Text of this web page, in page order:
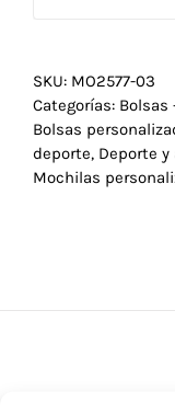
SKU: MO2577-03
Categorías: Bolsas
Bolsas
deporte, Deporte
Mochilas